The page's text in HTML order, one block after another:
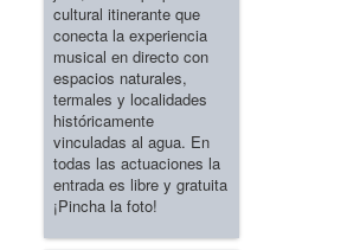
cultural itinerante que
conecta la experiencia
musical en directo con
espacios naturales,
termales y localidades
históricamente
vinculadas al agua. En
todas las actuaciones la
entrada es libre y gratuita
¡Pincha la foto!